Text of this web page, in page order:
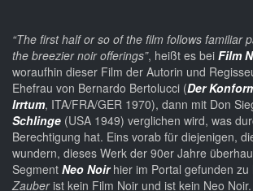
“The first half or so of the film follows familiar
the breezier noir offerings”, heißt es bei Film
woraufhin dieser Film der Autorin und
Ehefrau von Bernardo Bertolucci (Der
Irrtum, ITA/FRA/GER 1970), dann mit Don
Schlinge (USA 1949) verglichen wird, was
Berechtigung hat. Eins vorab für diejenigen,
wundern, dieses Werk der 90er Jahre
Segment Neo Noirhier im Portal gefunden zu
Zauberist kein Film Noir und ist kein Neo